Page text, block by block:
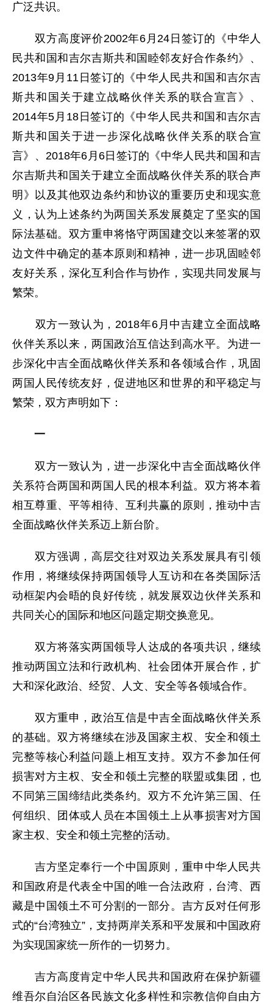
广泛共识。
双方高度评价2002年6月24日签订的《中华人
民共和国和吉尔吉斯共和国睦邻友好合作条约》、
2013年9月11日签订的《中华人民共和国和吉尔吉
斯共和国关于建立战略伙伴关系的联合宣言》、
2014年5月18日签订的《中华人民共和国和吉尔吉
斯共和国关于进一步深化战略伙伴关系的联合宣
言》、2018年6月6日签订的《中华人民共和国和吉
尔吉斯共和国关于建立全面战略伙伴关系的联合声
明》以及其他双边条约和协议的重要历史和现实意
义，认为上述条约为两国关系发展奠定了坚实的国
际法基础。双方重申将恪守两国建交以来签署的双
边文件中确定的基本原则和精神，进一步巩固睦邻
友好关系，深化互利合作与协作，实现共同发展与
繁荣。
双方一致认为，2018年6月中吉建立全面战略
伙伴关系以来，两国政治互信达到高水平。为进一
步深化中吉全面战略伙伴关系和各领域合作，巩固
两国人民传统友好，促进地区和世界的和平稳定与
繁荣，双方声明如下：
一
双方一致认为，进一步深化中吉全面战略伙伴
关系符合两国和两国人民的根本利益。双方将本着
相互尊重、平等相待、互利共赢的原则，推动中吉
全面战略伙伴关系迈上新台阶。
双方强调，高层交往对双边关系发展具有引领
作用，将继续保持两国领导人互访和在各类国际活
动框架内会晤的良好传统，就发展双边伙伴关系和
共同关心的国际和地区问题定期交换意见。
双方将落实两国领导人达成的各项共识，继续
推动两国立法和行政机构、社会团体开展合作，扩
大和深化政治、经贸、人文、安全等各领域合作。
双方重申，政治互信是中吉全面战略伙伴关系
的基础。双方将继续在涉及国家主权、安全和领土
完整等核心利益问题上相互支持。双方不参加任何
损害对方主权、安全和领土完整的联盟或集团，也
不同第三国缔结此类条约。双方不允许第三国、任
何组织、团体或人员在本国领土上从事损害对方国
家主权、安全和领土完整的活动。
吉方坚定奉行一个中国原则，重申中华人民共
和国政府是代表全中国的唯一合法政府，台湾、西
藏是中国领土不可分割的一部分。吉方反对任何形
式的“台湾独立”，支持两岸关系和平发展和中国政府
为实现国家统一所作的一切努力。
吉方高度肯定中华人民共和国政府在保护新疆
维吾尔自治区各民族文化多样性和宗教信仰自由方